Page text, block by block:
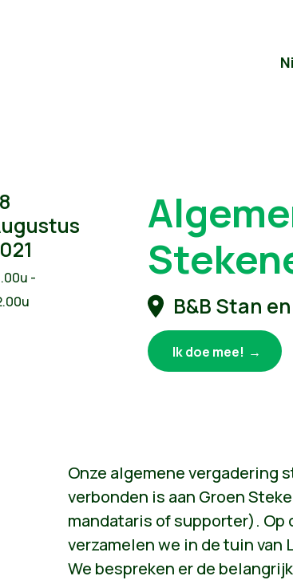
-
B&B Stan
Ik doe mee!
Onze algemene vergadering
verbonden is aan Groen
mandataris of supporter). Op
verzamelen we in de tuin van
We bespreken er de